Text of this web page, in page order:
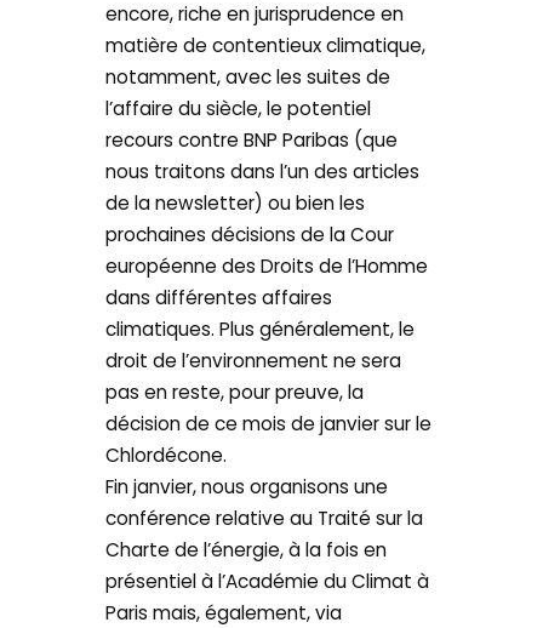
encore, riche en jurisprudence en
matière de contentieux climatique,
notamment, avec les suites de
l’affaire du siècle, le potentiel
recours contre BNP Paribas (que
nous traitons dans l’un des articles
de la newsletter) ou bien les
prochaines décisions de la Cour
européenne des Droits de l’Homme
dans différentes affaires
climatiques. Plus généralement, le
droit de l’environnement ne sera
pas en reste, pour preuve, la
décision de ce mois de janvier sur le
Chlordécone.
Fin janvier, nous organisons une
conférence relative au Traité sur la
Charte de l’énergie, à la fois en
présentiel à l’Académie du Climat à
Paris mais, également, via